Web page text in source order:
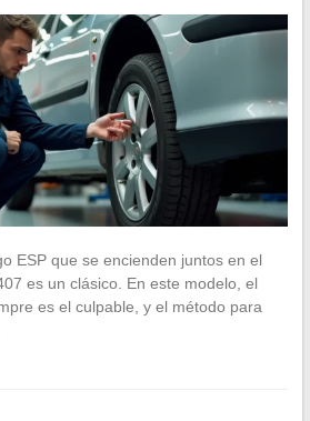
ESP que se encienden juntos en el
es un clásico. En este modelo, el
es el culpable, y el método para